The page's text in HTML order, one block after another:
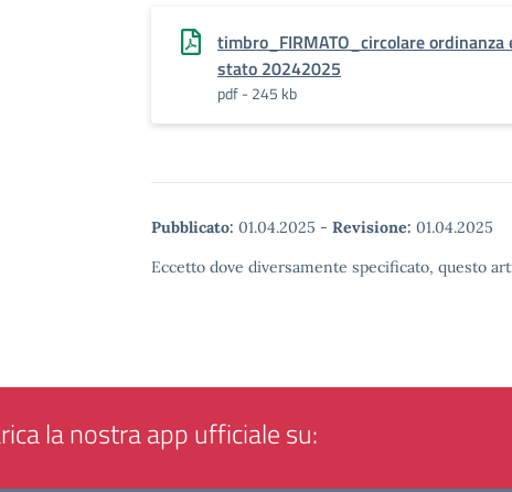
timbro_FIRMATO_circolare ordinanza
stato 20242025
pdf - 245 kb
Pubblicato: 01.04.2025 - Revisione: 01.04.2025
Eccetto dove diversamente specificato, questo
la nostra app ufficiale su: